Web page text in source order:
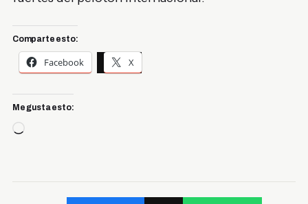
Comparte esto:
Facebook X
Me gusta esto:
Cargando...